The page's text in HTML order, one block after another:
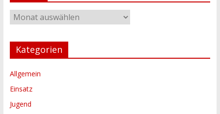
Archiv
Kategorien
Allgemein
Einsatz
Jugend